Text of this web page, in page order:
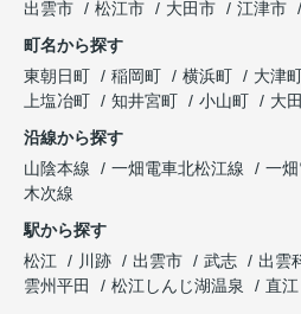
出雲市
松江市 大田市 江津市
町名から探す
東朝日町
稲岡町 横浜町 大津
上塩冶町
知井宮町 小山町
大
沿線から探す
山陰本線
一畑電車北松江線 一
木次線
駅から探す
松江
川跡 出雲市 武志
出雲
雲州平田
松江しんじ湖温泉 直江